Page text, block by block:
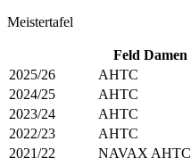
Meistertafel
Feld Damen
2025/26
AHTC
2024/25
AHTC
2023/24
AHTC
2022/23
AHTC
2021/22
NAVAX AHTC